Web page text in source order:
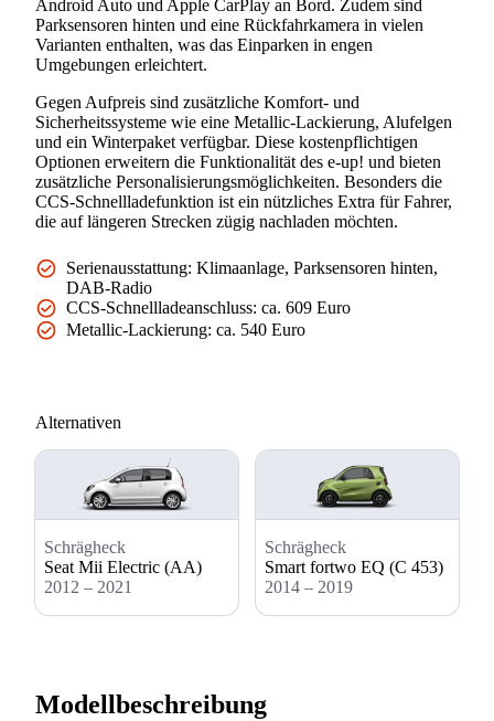
Android Auto und Apple CarPlay an Bord. Zudem sind
Parksensoren hinten und eine Rückfahrkamera in vielen
Varianten enthalten, was das Einparken in engen
Umgebungen erleichtert.
Gegen Aufpreis sind zusätzliche Komfort- und
Sicherheitssysteme wie eine Metallic-Lackierung, Alufelgen
und ein Winterpaket verfügbar. Diese kostenpflichtigen
Optionen erweitern die Funktionalität des e-up! und bieten
zusätzliche Personalisierungsmöglichkeiten. Besonders die
CCS-Schnellladefunktion ist ein nützliches Extra für Fahrer,
die auf längeren Strecken zügig nachladen möchten.
Serienausstattung: Klimaanlage, Parksensoren hinten,
DAB-Radio
CCS-Schnellladeanschluss: ca. 609 Euro
Metallic-Lackierung: ca. 540 Euro
Alternativen
Schrägheck
Seat Mii Electric (AA)
2012 – 2021
Schrägheck
Smart fortwo EQ (C 453)
2014 – 2019
Modellbeschreibung